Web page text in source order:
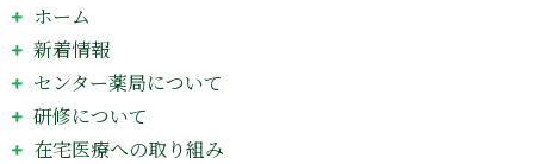
ホーム
新着情報
センター薬局について
研修について
在宅医療への取り組み